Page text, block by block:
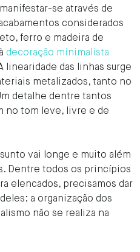
se através de
considerados
ferro e madeira de
decoração minimalista
linearidade das linhas surge
metalizados, tanto no
detalhe dentre tantos
no tom leve, livre e de
vai longe e muito além
Dentre todos os princípios
elencados, precisamos dar
a organização dos
não se realiza na